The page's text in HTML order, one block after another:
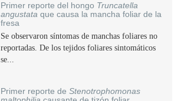
Primer reporte del hongo Truncatella
angustata que causa la mancha foliar de la
fresa
Se observaron síntomas de manchas foliares no
reportadas. De los tejidos foliares sintomáticos
se...
Primer reporte de Stenotrophomonas